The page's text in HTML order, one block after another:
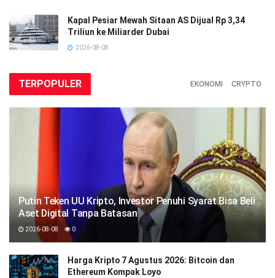
Kapal Pesiar Mewah Sitaan AS Dijual Rp 3,34
Triliun ke Miliarder Dubai
2026-08-08
TERPOPULER EKONOMI CRYPTO
Putin Teken UU Kripto, Investor Penuhi Syarat Bisa Beli
Aset Digital Tanpa Batasan
2026-08-08 0
Harga Kripto 7 Agustus 2026: Bitcoin dan
Ethereum Kompak Loyo